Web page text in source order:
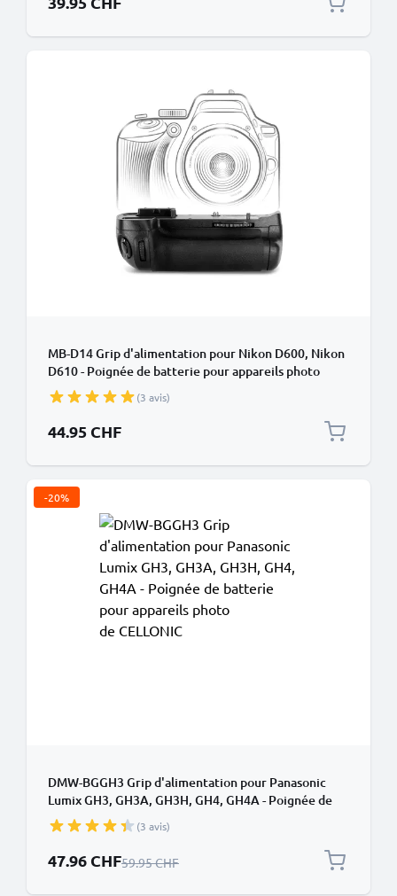
MB-D14 Grip d'alimentation pour Nikon D600, Nikon
D610 - Poignée de batterie pour appareils photo
de CELLONIC
(3 avis)
44.95 CHF
-20%
DMW-BGGH3 Grip d'alimentation pour Panasonic
Lumix GH3, GH3A, GH3H, GH4, GH4A - Poignée de
batterie pour appareils photo de CELLONIC
(3 avis)
Prix spécial
47.96 CHFPrix normal
59.95 CHF